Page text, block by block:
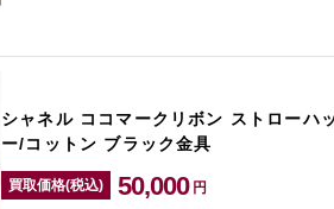
シャネル ココマークリボン ストローハ
ー/コットン ブラック金具
買取価格(税込) 50,000 円